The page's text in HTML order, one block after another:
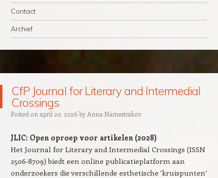
Contact
Archief
CfP Journal for Literary and Intermedial
Crossings
Posted on april 20, 2026 by Anna Namestnikov
JLIC: Open oproep voor artikelen (2028)
Het Journal for Literary and Intermedial Crossings (ISSN
2506-8709) biedt een online publicatieplatform aan
onderzoekers die verschillende esthetische ‘kruispunten’